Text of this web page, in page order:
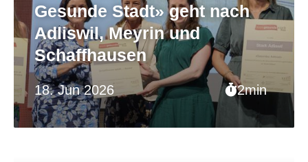
18. Jun 2026 2min
Gesunde Stadt» geht nach
Adliswil, Meyrin und
Schaffhausen